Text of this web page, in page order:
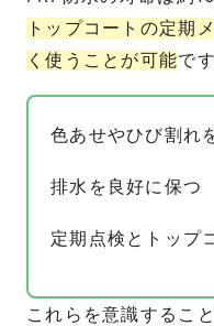
トップコートの定期
く使うことが可能です
色あせやひび割れ
排水を良好に保つ
定期点検とトップ
これらを意識するこ